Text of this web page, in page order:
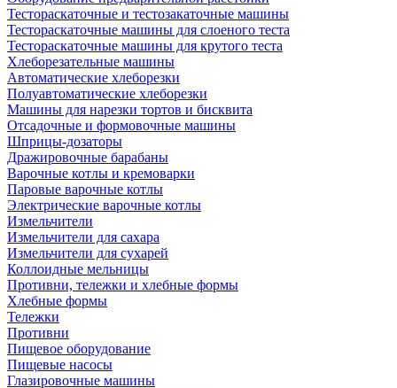
Тестораскаточные и тестозакаточные машины
Тестораскаточные машины для слоеного теста
Тестораскаточные машины для крутого теста
Хлеборезательные машины
Автоматические хлеборезки
Полуавтоматические хлеборезки
Машины для нарезки тортов и бисквита
Отсадочные и формовочные машины
Шприцы-дозаторы
Дражировочные барабаны
Варочные котлы и кремоварки
Паровые варочные котлы
Электрические варочные котлы
Измельчители
Измельчители для сахара
Измельчители для сухарей
Коллоидные мельницы
Противни, тележки и хлебные формы
Хлебные формы
Тележки
Противни
Пищевое оборудование
Пищевые насосы
Глазировочные машины